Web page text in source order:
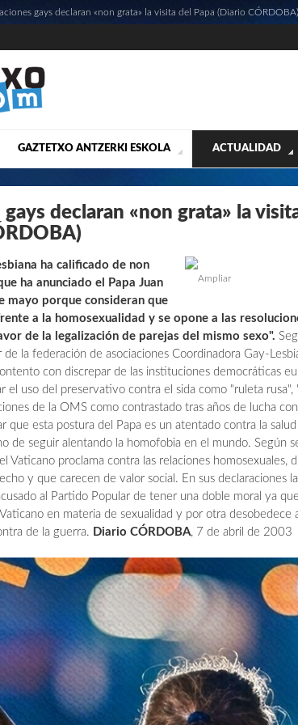
ACTUALIDAD CONTACTO ¡VUELA
GAZTETXO ANTZERKI ESKOLA
PRESENTACIÓN MUSICALES MATERIAL
ACTUALIDAD
DESTACADOS
gays declaran «non grata» la visita del Papa (Diario
declaran «non grata» la
Ampliar
ha calificado de non
ha anunciado el Papa Juan
mayo porque consideran que
a la homosexualidad y se opone a las
de la legalización de parejas del mismo sexo".
la federación de asociaciones Coordinadora Gay-
con discrepar de las instituciones democráticas
el uso del preservativo contra el sida como "ruleta rusa",
de la OMS como contrastado tras años de lucha
que esta postura del Papa es un atentado contra la
de seguir alentando la homofobia en el mundo. Según
Vaticano proclama contra las relaciones homosexuales,
y que carecen de valor social. En sus declaraciones la
al Partido Popular de tener una doble moral ya
en materia de sexualidad y por otra desobedece
de la guerra. Diario CÓRDOBA, 7 de abril de 2003